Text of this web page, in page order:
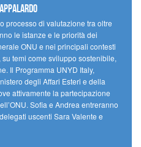
processo di valutazione tra oltre
le istanze e le priorità dei
ONU e nei principali contesti
temi come sviluppo sostenibile,
Il Programma UNYD Italy,
degli Affari Esteri e della
attivamente la partecipazione
Sofia e Andrea entreranno
uscenti Sara Valente e